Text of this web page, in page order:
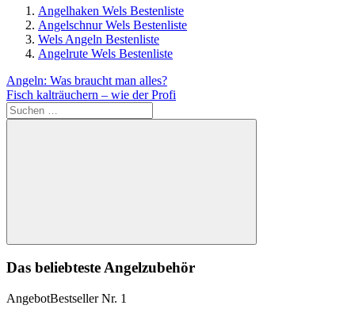
Angelhaken Wels Bestenliste
Angelschnur Wels Bestenliste
Wels Angeln Bestenliste
Angelrute Wels Bestenliste
Beitragsnavigation
Vorheriger
Beitrag:
Angeln: Was braucht man alles?
Nächster
Beitrag:
Fisch kalträuchern – wie der Profi
Suchen
nach:
Suchen
Das beliebteste Angelzubehör
AngebotBestseller Nr. 1